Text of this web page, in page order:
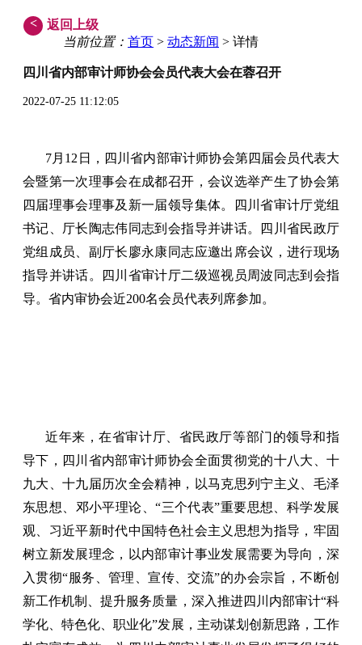
<
返回上级
当前位置： 首页 > 动态新闻 > 详情
四川省内部审计师协会会员代表大会在蓉召开
2022-07-25 11:12:05
7月12日，四川省内部审计师协会第四届会员代表大
会暨第一次理事会在成都召开，会议选举产生了协会第
四届理事会理事及新一届领导集体。四川省审计厅党组
书记、厅长陶志伟同志到会指导并讲话。四川省民政厅
党组成员、副厅长廖永康同志应邀出席会议，进行现场
指导并讲话。四川省审计厅二级巡视员周波同志到会指
导。省内审协会近200名会员代表列席参加。
近年来，在省审计厅、省民政厅等部门的领导和指
导下，四川省内部审计师协会全面贯彻党的十八大、十
九大、十九届历次全会精神，以马克思列宁主义、毛泽
东思想、邓小平理论、“三个代表”重要思想、科学发展
观、习近平新时代中国特色社会主义思想为指导，牢固
树立新发展理念，以内部审计事业发展需要为导向，深
入贯彻“服务、管理、宣传、交流”的办会宗旨，不断创
新工作机制、提升服务质量，深入推进四川内部审计“科
学化、特色化、职业化”发展，主动谋划创新思路，工作